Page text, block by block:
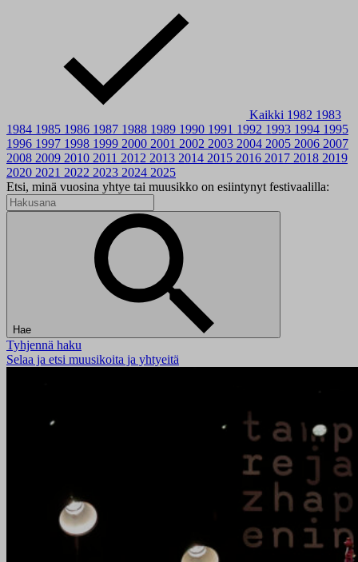
Kaikki 1982 1983
1984 1985 1986 1987 1988 1989 1990 1991 1992 1993 1994 1995
1996 1997 1998 1999 2000 2001 2002 2003 2004 2005 2006 2007
2008 2009 2010 2011 2012 2013 2014 2015 2016 2017 2018 2019
2020 2021 2022 2023 2024 2025
Etsi, minä vuosina yhtye tai muusikko on esiintynyt festivaalilla:
Hae
Tyhjennä haku
Selaa ja etsi muusikoita ja yhtyeitä